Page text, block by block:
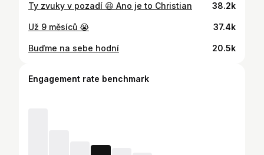
Ty zvuky v pozadí 😆 Ano je to Christian 38.2k
Už 9 měsíců 😭 37.4k
Buďme na sebe hodní 20.5k
Engagement rate benchmark